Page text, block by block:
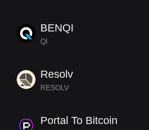
BENQI
QI
Resolv
RESOLV
Portal To Bitcoin